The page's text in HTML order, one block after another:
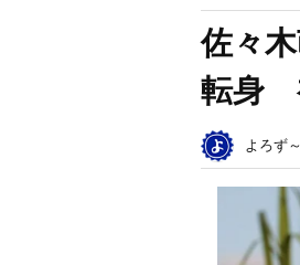
佐々
転身
よろず